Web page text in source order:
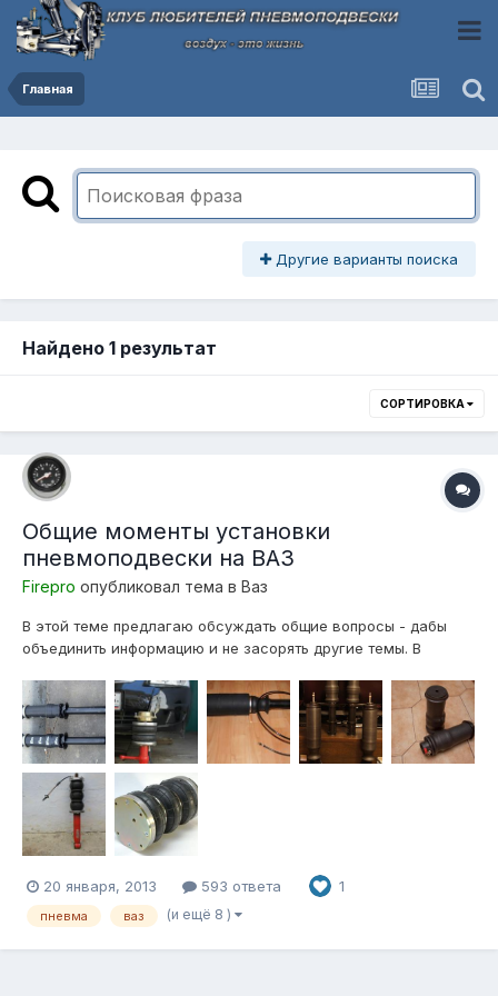
Главная
Другие варианты поиска
Найдено 1 результат
СОРТИРОВКА
Общие моменты установки
пневмоподвески на ВАЗ
Firepro опубликовал тема в Ваз
В этой теме предлагаю обсуждать общие вопросы - дабы
объединить информацию и не засорять другие темы. В
теме, где будут отражены готовые решения по установке. Из
общей массы установок можно выделить два варианта
подушек. Это подушка Ск...
20 января, 2013 593 ответа 1
пневма ваз (и ещё 8 )